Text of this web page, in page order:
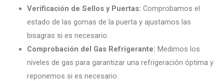
Verificación de Sellos y Puertas: Comprobamos el
estado de las gomas de la puerta y ajustamos las
bisagras si es necesario.
Comprobación del Gas Refrigerante: Medimos los
niveles de gas para garantizar una refrigeración óptima y
reponemos si es necesario.